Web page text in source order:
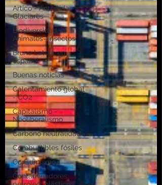
Artico - Antártida -
Glaciares
Biodiversidad -
Animales- Insectos
Bruno Latour en
español
Buenas noticias
Calentamiento global
- CO2
Capitalismo -
Neoliberalismo
Carbono neutralidad
Combustibles fósiles
Consumismo
Contaminadores: